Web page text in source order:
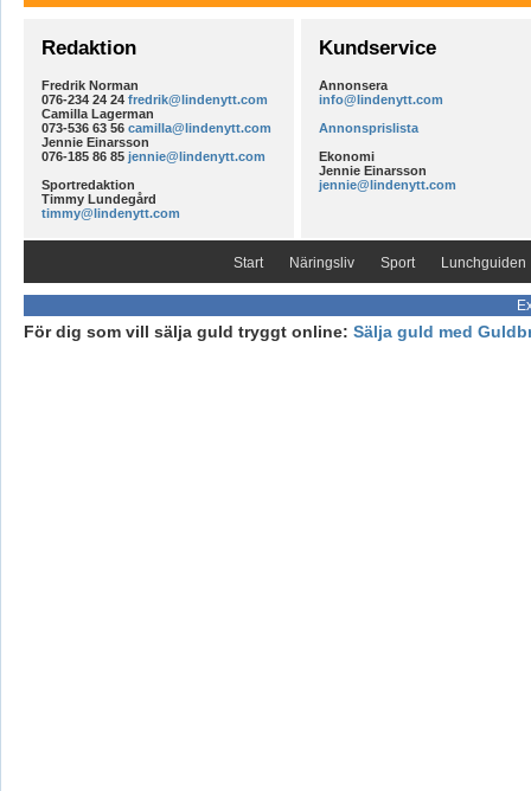
Redaktion
Fredrik Norman
076-234 24 24 fredrik@lindenytt.com
Camilla Lagerman
073-536 63 56 camilla@lindenytt.com
Jennie Einarsson
076-185 86 85 jennie@lindenytt.com
Sportredaktion
Timmy Lundegård
timmy@lindenytt.com
Kundservice
Annonsera
info@lindenytt.com
Annonsprislista
Ekonomi
Jennie Einarsson
jennie@lindenytt.com
Start Näringsliv Sport Lunchguiden
För dig som vill sälja guld tryggt online: Sälja guld med